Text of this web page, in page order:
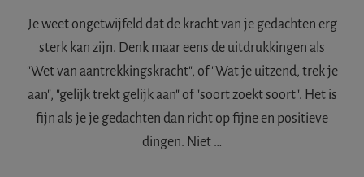
Je weet ongetwijfeld dat de kracht van je gedachten erg
sterk kan zijn. Denk maar eens de uitdrukkingen als
"Wet van aantrekkingskracht", of "Wat je uitzend, trek je
aan", "gelijk trekt gelijk aan" of "soort zoekt soort". Het is
fijn als je je gedachten dan richt op fijne en positieve
dingen. Niet …